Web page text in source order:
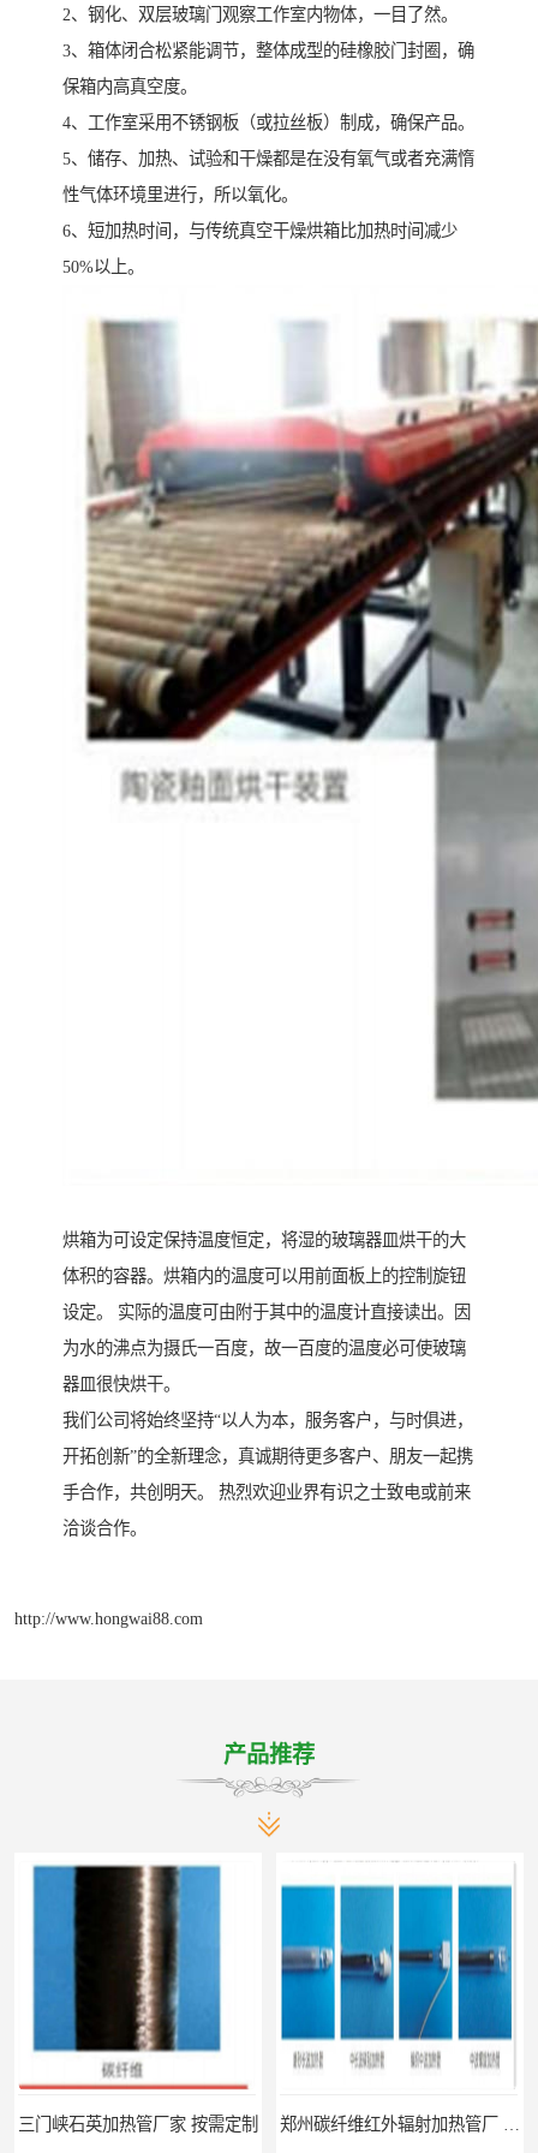
2、钢化、双层玻璃门观察工作室内物体，一目了然。
3、箱体闭合松紧能调节，整体成型的硅橡胶门封圈，确
保箱内高真空度。
4、工作室采用不锈钢板（或拉丝板）制成，确保产品。
5、储存、加热、试验和干燥都是在没有氧气或者充满惰
性气体环境里进行，所以氧化。
6、短加热时间，与传统真空干燥烘箱比加热时间减少
50%以上。
烘箱为可设定保持温度恒定，将湿的玻璃器皿烘干的大
体积的容器。烘箱内的温度可以用前面板上的控制旋钮
设定。 实际的温度可由附于其中的温度计直接读出。因
为水的沸点为摄氏一百度，故一百度的温度必可使玻璃
器皿很快烘干。
我们公司将始终坚持“以人为本，服务客户，与时俱进，
开拓创新”的全新理念，真诚期待更多客户、朋友一起携
手合作，共创明天。 热烈欢迎业界有识之士致电或前来
洽谈合作。
http://www.hongwai88.com
产品推荐
三门峡石英加热管厂家 按需定制